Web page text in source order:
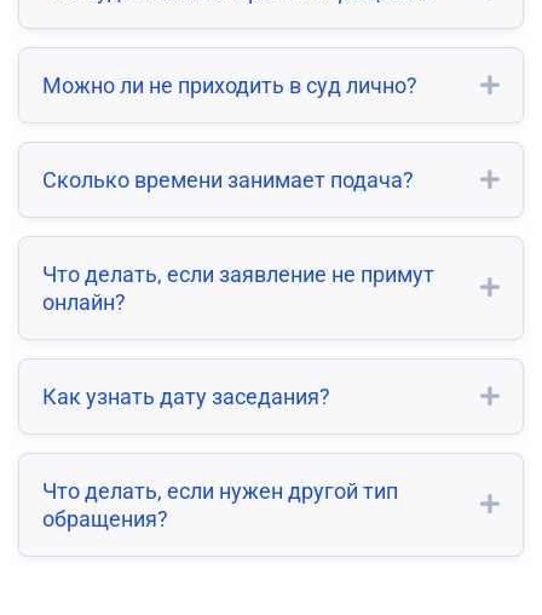
Можно ли не приходить в суд лично?
Сколько времени занимает подача?
Что делать, если заявление не примут
онлайн?
Как узнать дату заседания?
Что делать, если нужен другой тип
обращения?